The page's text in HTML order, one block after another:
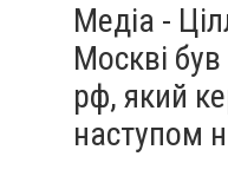
Медіа -
Москві
рф, який
наступом